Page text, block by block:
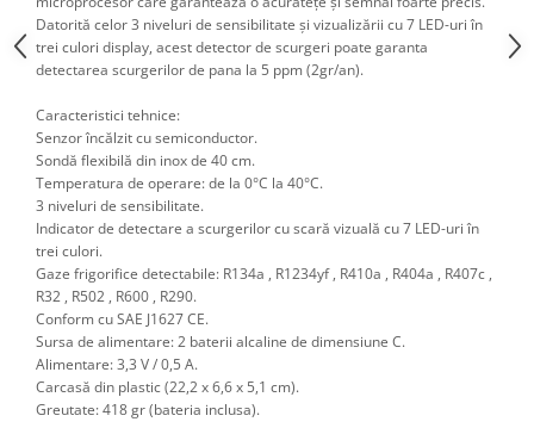
Tester compresie
Scule pentru mecanica
Adaptoare, prelungitoare, reductii
si articulatii cardanice
Antrenor articulat si culisant
Ciocan, levier, dalti si dornuri
Cleste si set clesti
Clicheti
Perie de sarma
Prese si extractoare
Reparat filete
Scule camioane
Scule diverse mecanica
Scule motor
Datorită celor 3 niveluri de sensibilitate și vizualizării cu 7 LED-uri în
trei culori display, acest detector de scurgeri poate garanta
detectarea scurgerilor de pana la 5 ppm (2gr/an).
Caracteristici tehnice:
Senzor încălzit cu semiconductor.
Sondă flexibilă din inox de 40 cm.
Temperatura de operare: de la 0°C la 40°C.
3 niveluri de sensibilitate.
Indicator de detectare a scurgerilor cu scară vizuală cu 7 LED-uri în
trei culori.
Gaze frigorifice detectabile: R134a , R1234yf , R410a , R404a , R407c ,
R32 , R502 , R600 , R290.
Conform cu SAE J1627 CE.
Sursa de alimentare: 2 baterii alcaline de dimensiune C.
Alimentare: 3,3 V / 0,5 A.
Carcasă din plastic (22,2 x 6,6 x 5,1 cm).
Greutate: 418 gr (bateria inclusa).